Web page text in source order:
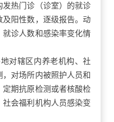
发热门诊（诊室）的就诊
阳性数，逐级报告。动
诊人数和感染率变化情
对辖区内养老机构、社
对场所内被照护人员和
期抗原检测或者核酸检
会福利机构人员感染变